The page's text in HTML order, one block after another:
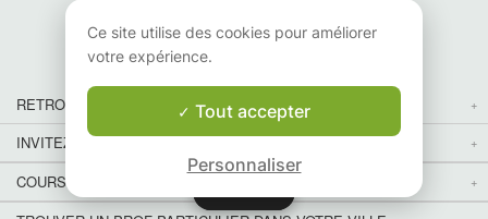
Lisez nos avis
RETROUVEZ-NOUS
INVITEZ VOS AMIS
COURS PARTICULIERS DANS VOTRE PAYS :
Ce site utilise des cookies pour améliorer
votre expérience.
Tout accepter
Personnaliser